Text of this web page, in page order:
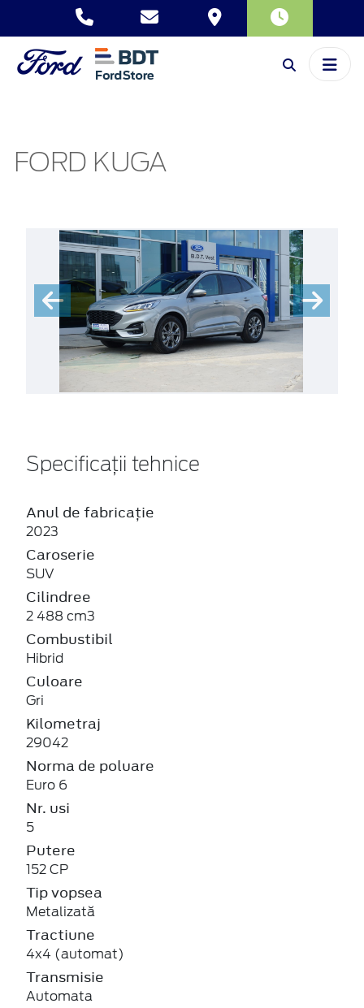
FORD KUGA
Specificații tehnice
Anul de fabricație
2023
Caroserie
SUV
Cilindree
2 488 cm3
Combustibil
Hibrid
Culoare
Gri
Kilometraj
29042
Norma de poluare
Euro 6
Nr. usi
5
Putere
152 CP
Tip vopsea
Metalizată
Tractiune
4x4 (automat)
Transmisie
Automata